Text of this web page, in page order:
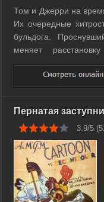
Том и Джерри на
Их очередные
бульдога.
меняет
реагировать на
столкновений
пересмотреть тактику
Пернатая
3.9/5 (